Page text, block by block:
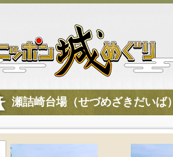
瀬詰崎台場（せづめざきだいば）